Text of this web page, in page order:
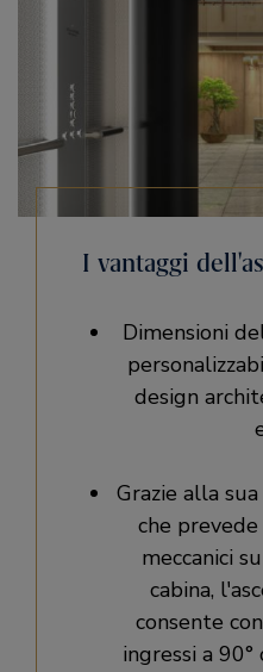
I vantaggi
Dimensioni
design
Grazie alla
che
meccanici
cabina,
consente
ingressi a